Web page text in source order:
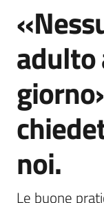
Servizi
Leggi
Atti
Bandi
Piani
Programmi
Progetti
Salta al contenuto
adulto
noi.
Le buone